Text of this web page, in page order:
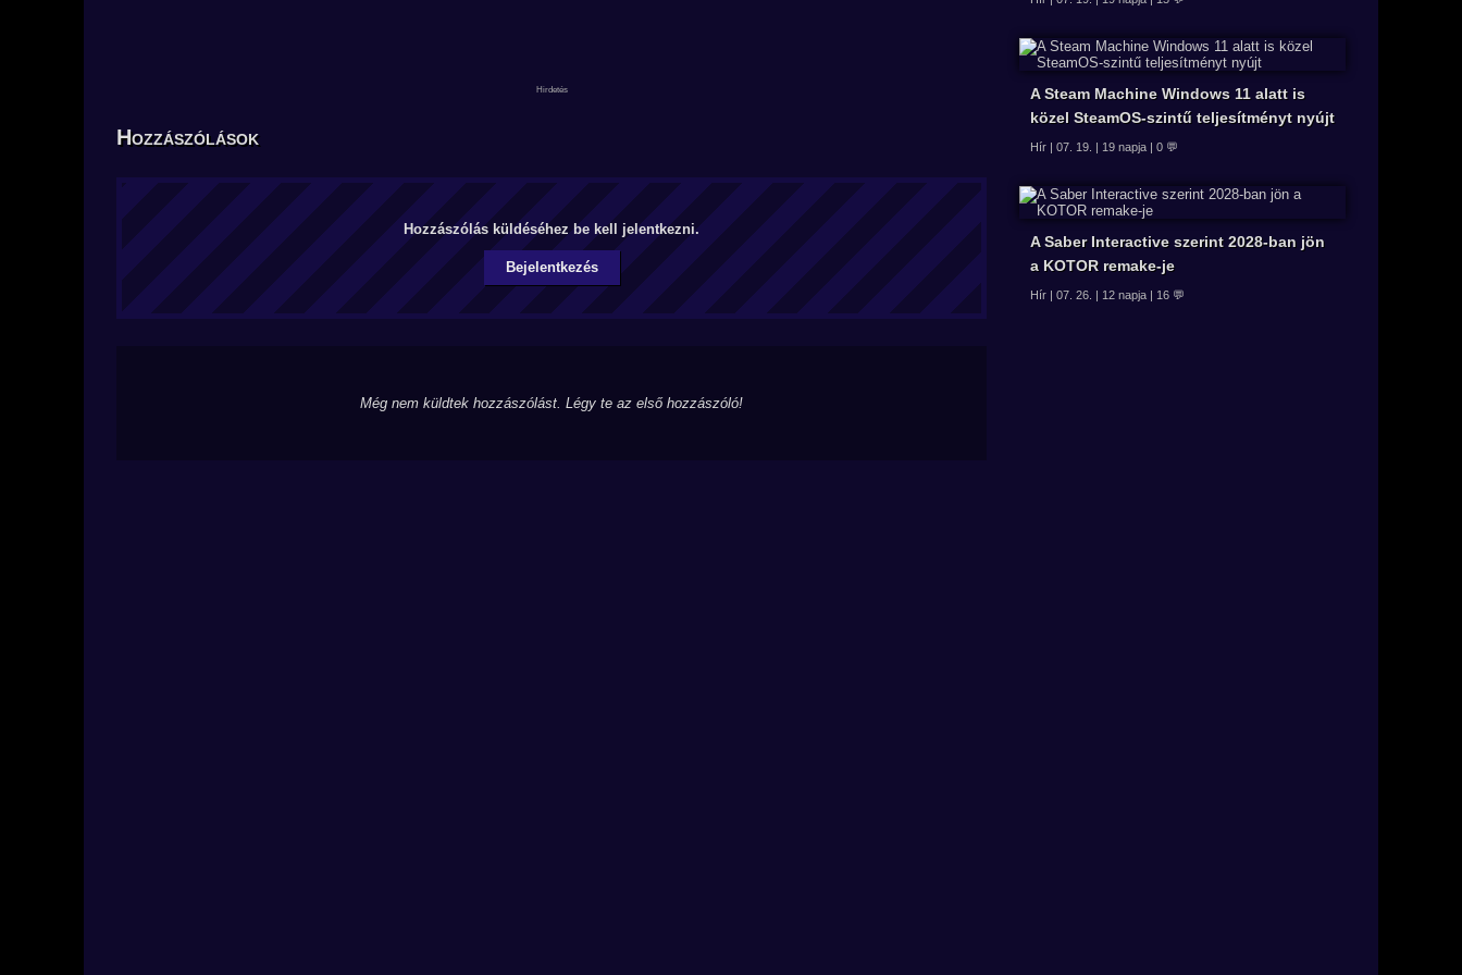
Hozzászólások
Hozzászólás küldéséhez be kell jelentkezni.
Bejelentkezés
Még nem küldtek hozzászólást. Légy te az első hozzászóló!
A Steam Machine Windows 11 alatt is
közel SteamOS-szintű teljesítményt nyújt
Hír | 07. 19. | 19 napja | 0 💬
A Saber Interactive szerint 2028-ban jön
a KOTOR remake-je
Hír | 07. 26. | 12 napja | 16 💬